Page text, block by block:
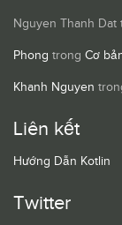
Nguyen Thanh Dat
Phong trong Cơ
Khanh Nguyen
Liên kết
Hướng Dẫn Kotlin
Twitter